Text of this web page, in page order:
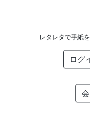
レタレタで手紙
ログ